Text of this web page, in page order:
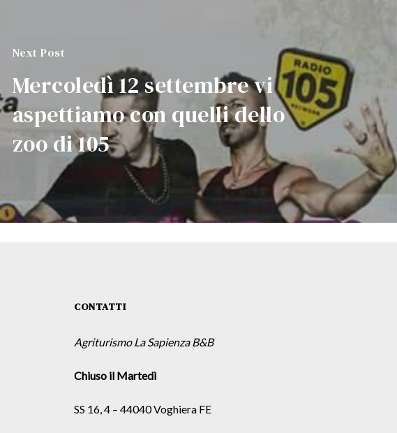
Next Post
Mercoledì 12 settembre vi
aspettiamo con quelli dello
zoo di 105
CONTATTI
Agriturismo La Sapienza B&B
Chiuso il Martedì
SS 16, 4 – 44040 Voghiera FE